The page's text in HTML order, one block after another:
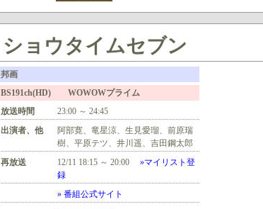
ショウタイムセブン
邦画
BS191ch(HD) WOWOWプライム
放送時間
23:00 ～ 24:45
出演者、他
阿部寛、竜星涼、生見愛瑠、前原瑞
樹、平原テツ、井川遥、吉田鋼太郎
再放送
12/11 18:15 ～ 20:00
»マイリスト登
録
» 番組公式サイト